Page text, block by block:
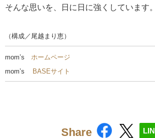
そんな思いを、日に日に強くしています。
（構成／尾越まり恵）
mom’s ホームページ
mom’s BASEサイト
Share